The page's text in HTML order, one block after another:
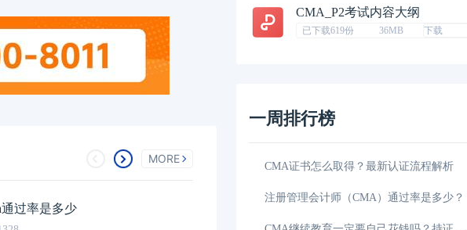
MORE
通过率是多少
CMA_P2考试内容大纲
已下载619份 36MB 下载
一周排行榜
CMA和ACCA哪个好？了解详情！ CMA证书怎么取得？最新认证流程解析​
注册管理会计师（CMA）通过率是多少？